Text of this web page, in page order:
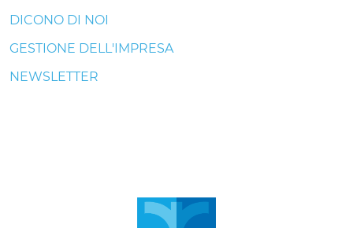
DICONO DI NOI
GESTIONE DELL'IMPRESA
NEWSLETTER